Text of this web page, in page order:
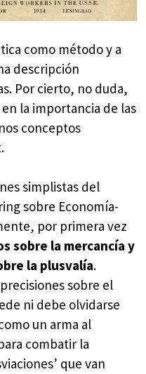
como método y a
descripción
Por cierto, no duda,
la importancia de las
conceptos
simplistas del
sobre Economía-
por primera vez
sobre la mercancía y
la plusvalía.
sobre el
ni debe olvidarse
un arma al
combatir la
que van